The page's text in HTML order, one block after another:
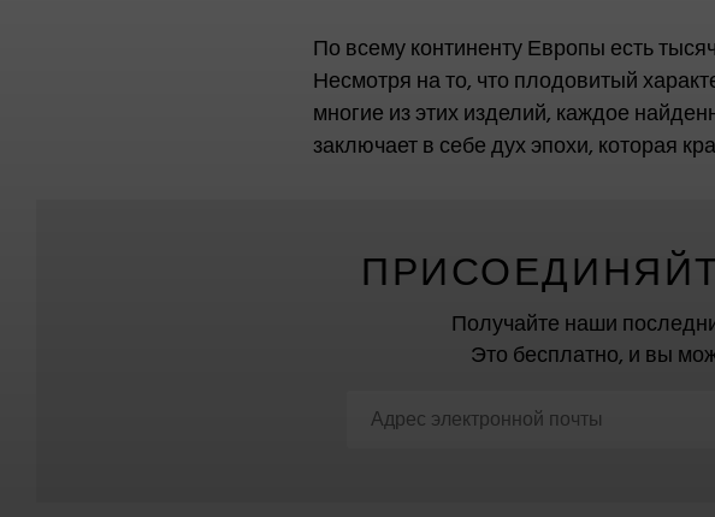
По всему континенту Европы есть
Несмотря на то, что плодовитый
многие из этих изделий, каждое
заключает в себе дух эпохи, которая
Получайте наши
Это бесплатно, и вы